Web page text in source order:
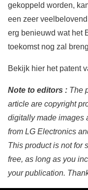
gekoppeld worden,
een zeer
erg benieuwd wat het
toekomst nog zal
Bekijk hier het patent
Note to editors : The
article are copyright
digitally made images
from LG Electronics
This product is not for
free, as long as you
your publication.